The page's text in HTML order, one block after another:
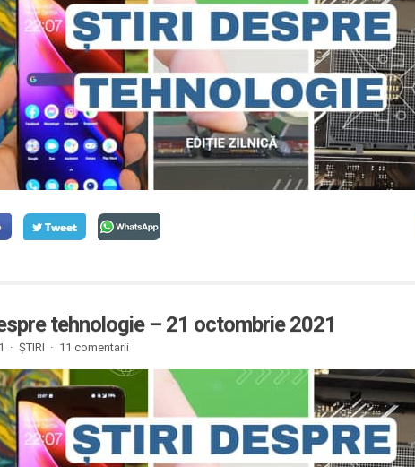
tehnologie – 21 octombrie 2021
· ȘTIRI · 11 comentarii